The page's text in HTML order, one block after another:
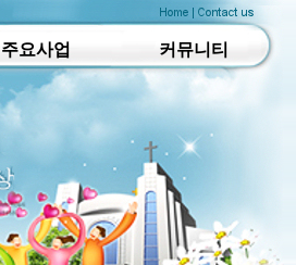
주요사업 커뮤니티